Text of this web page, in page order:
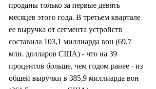
проданы только за первые девять
месяцев этого года. В третьем квартале
ее выручка от сегмента устройств
составила 103,1 миллиарда вон (69,7
млн. долларов США) - что на 39
процентов больше, чем годом ранее - из
общей выручки в 385,9 миллиарда вон